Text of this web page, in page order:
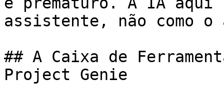
assistente, não como
## A Caixa de
Project Genie